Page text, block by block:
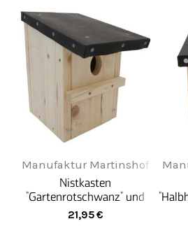
Manufaktur Martinshof
Nistkasten
"Gartenrotschwanz" und
"Hausrotschwanz ist Vogel
des Jahres 2025" 48 / 32
21,95€